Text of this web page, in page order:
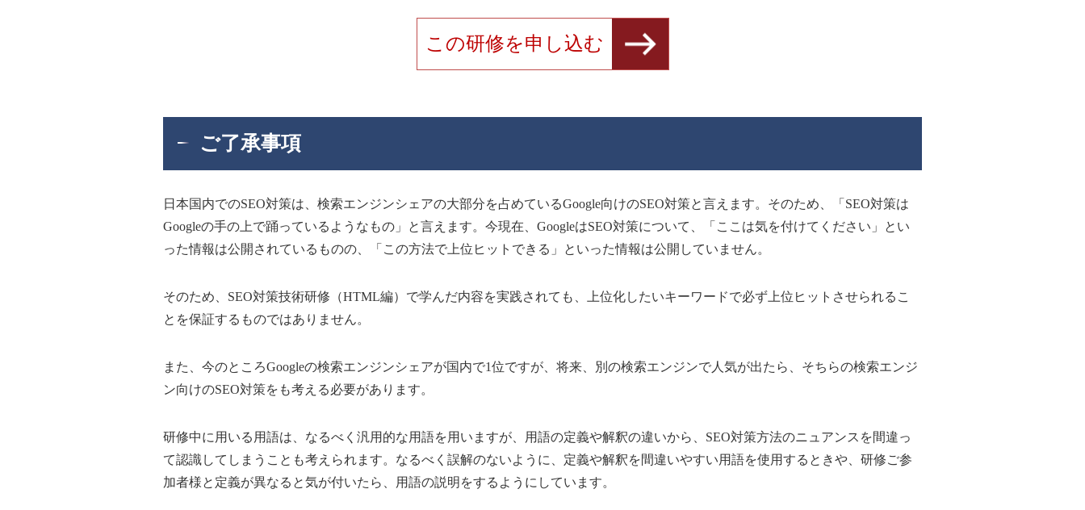
この研修を申し込む
ご了承事項
日本国内でのSEO対策は、検索エンジンシェアの大部分を占めているGoogle向けのSEO対策と言えます。そのため、「SEO対策は
Googleの手の上で踊っているようなもの」と言えます。今現在、GoogleはSEO対策について、「ここは気を付けてください」とい
った情報は公開されているものの、「この方法で上位ヒットできる」といった情報は公開していません。
そのため、SEO対策技術研修（HTML編）で学んだ内容を実践されても、上位化したいキーワードで必ず上位ヒットさせられるこ
とを保証するものではありません。
また、今のところGoogleの検索エンジンシェアが国内で1位ですが、将来、別の検索エンジンで人気が出たら、そちらの検索エンジ
ン向けのSEO対策をも考える必要があります。
研修中に用いる用語は、なるべく汎用的な用語を用いますが、用語の定義や解釈の違いから、SEO対策方法のニュアンスを間違っ
て認識してしまうことも考えられます。なるべく誤解のないように、定義や解釈を間違いやすい用語を使用するときや、研修ご参
加者様と定義が異なると気が付いたら、用語の説明をするようにしています。